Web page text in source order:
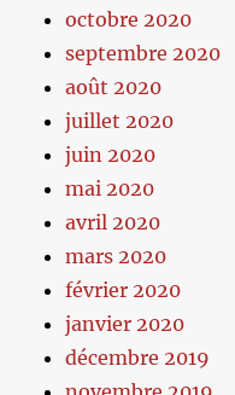
octobre 2020
septembre 2020
août 2020
juillet 2020
juin 2020
mai 2020
avril 2020
mars 2020
février 2020
janvier 2020
décembre 2019